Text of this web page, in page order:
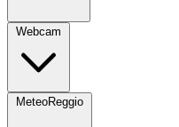
Webcam
MeteoReggio